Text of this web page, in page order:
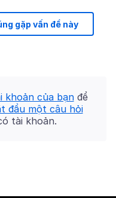
gặp vấn đề này
khoản của bạnđể
đầu một câu hỏi
tài khoản.